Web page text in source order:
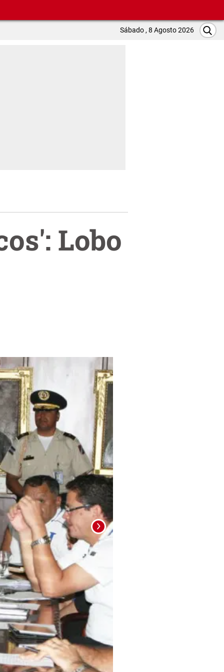
Sábado , 8 Agosto 2026
Lobo